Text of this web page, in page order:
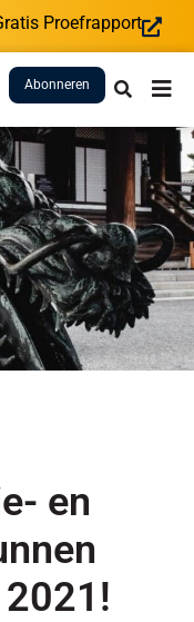
Proefrapport
Abonneren
en